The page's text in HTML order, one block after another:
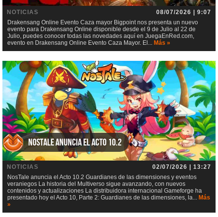
NOTICIAS
08/07/2026 | 9:07
Drakensang Online Evento Caza mayor Bigpoint nos presenta un nuevo
evento para Drakensang Online disponible desde el 9 de Julio al 22 de
Julio, puedes conocer todas las novedades aquí en JuegaEnRed.com,
evento en Drakensang Online Evento Caza Mayor. El... Más »
NosTale anuncia el Acto 10.2
NOTICIAS
02/07/2026 | 13:27
NosTale anuncia el Acto 10.2 Guardianes de las dimensiones y eventos
veraniegos La historia del Multiverso sigue avanzando, con nuevos
contenidos y actualizaciones La distribuidora internacional Gameforge ha
presentado hoy el Acto 10, Parte 2: Guardianes de las dimensiones, la... Más
»